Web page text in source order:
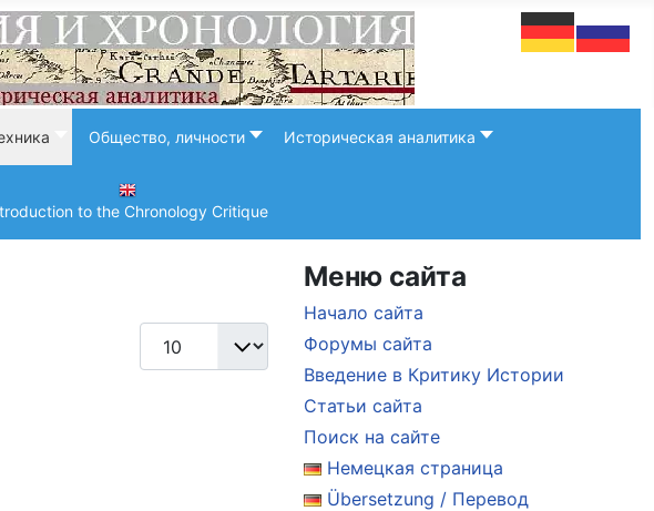
Общество, личности Историческая аналитика
to the Chronology Critique
Кол-во строк:
Меню сайта
Начало сайта
Форумы сайта
Введение в Критику Истории
Статьи сайта
Поиск на сайте
Немецкая страница
Übersetzung / Перевод